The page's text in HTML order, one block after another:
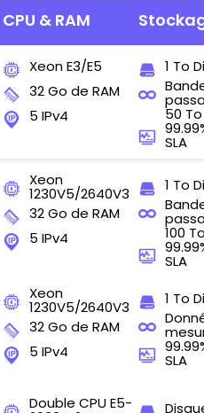
CPU & RAM
Xeon E3/E5
32 Go de RAM
5 IPv4
1 To
50 To
SLA
Xeon
1230V5/2640V3
32 Go de RAM
5 IPv4
1 To
100 To
SLA
Xeon
1230V5/2640V3
32 Go de RAM
5 IPv4
1 To
SLA
Double CPU E5-